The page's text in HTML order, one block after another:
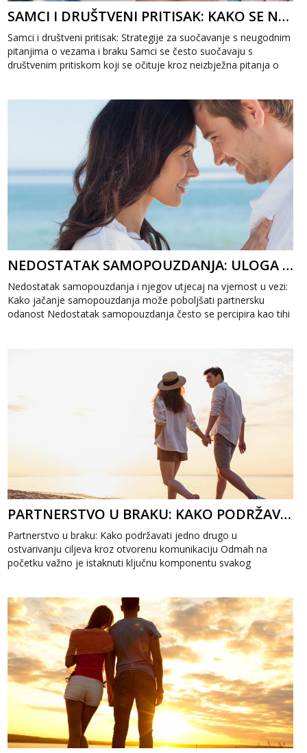
SAMCI I DRUŠTVENI PRITISAK: KAKO SE NOSITI S PITANJIMA O VEZAMA I BRAKU
Samci i društveni pritisak: Strategije za suočavanje s neugodnim
pitanjima o vezama i braku Samci se često suočavaju s
društvenim pritiskom koji se očituje kroz neizbježna pitanja o
NEDOSTATAK SAMOPOUZDANJA: ULOGA SAMOPOUZDANJA U VJERNOSTI U VEZI.
Nedostatak samopouzdanja i njegov utjecaj na vjernost u vezi:
Kako jačanje samopouzdanja može poboljšati partnersku
odanost Nedostatak samopouzdanja često se percipira kao tihi
PARTNERSTVO U BRAKU: KAKO PODRŽAVATI JEDNO DRUGO U OSTVARIVANJU CILJEVA
Partnerstvo u braku: Kako podržavati jedno drugo u
ostvarivanju ciljeva kroz otvorenu komunikaciju Odmah na
početku važno je istaknuti ključnu komponentu svakog